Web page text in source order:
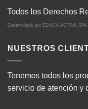
Todos los Derechos
Desarrollado por EDUCA ACTIVA SPA
NUESTROS
Tenemos todos los
servicio de atención y